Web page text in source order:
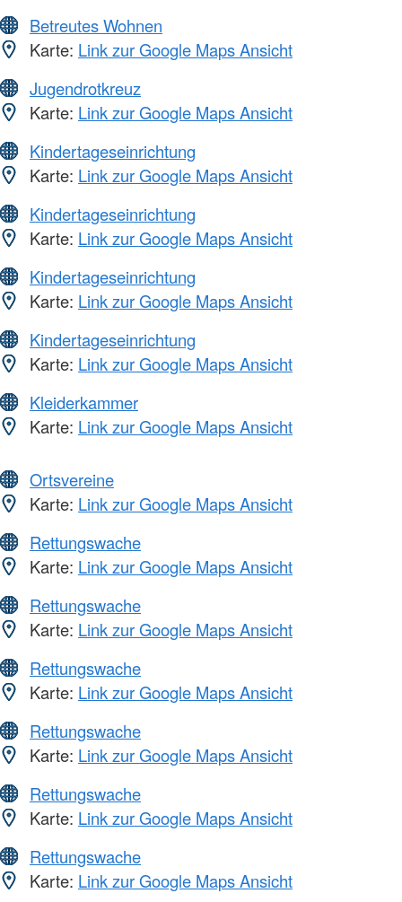
Betreutes Wohnen
Karte: Link zur Google Maps Ansicht
Jugendrotkreuz
Karte: Link zur Google Maps Ansicht
Kindertageseinrichtung
Karte: Link zur Google Maps Ansicht
Kindertageseinrichtung
Karte: Link zur Google Maps Ansicht
Kindertageseinrichtung
Karte: Link zur Google Maps Ansicht
Kindertageseinrichtung
Karte: Link zur Google Maps Ansicht
Kleiderkammer
Karte: Link zur Google Maps Ansicht
Ortsvereine
Karte: Link zur Google Maps Ansicht
Rettungswache
Karte: Link zur Google Maps Ansicht
Rettungswache
Karte: Link zur Google Maps Ansicht
Rettungswache
Karte: Link zur Google Maps Ansicht
Rettungswache
Karte: Link zur Google Maps Ansicht
Rettungswache
Karte: Link zur Google Maps Ansicht
Rettungswache
Karte: Link zur Google Maps Ansicht